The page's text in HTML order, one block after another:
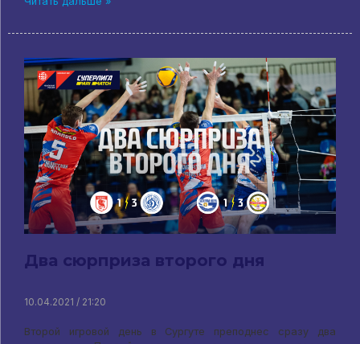
Два сюрприза второго дня
10.04.2021 / 21:20
Второй игровой день в Сургуте преподнес сразу два